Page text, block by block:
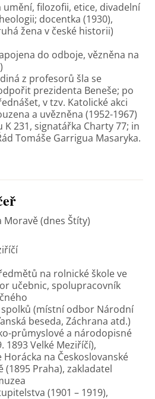
umění, filozofii, etice, divadelní
docentka (1930),
žena v české historii)
do odboje, vězněna na
z profesorů šla se
prezidenta Beneše; po
v tzv. Katolické akci
a uvězněna (1952-1967)
K 231, signatářka Charty 77; in
Tomáše Garrigua Masaryka.
Moravě (dnes Štíty)
na rolnické škole ve
učebnic, spolupracovník
(místní odbor Národní
beseda, Záchrana atd.)
průmyslové a národopisné
1893 Velké Meziříčí),
na Českoslovanské
Praha), zakladatel
(1901 – 1919),